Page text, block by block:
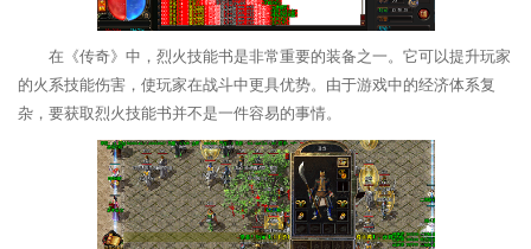
在《传奇》中，烈火技能书是非常重要的装备之一。它可以提升玩家
的火系技能伤害，使玩家在战斗中更具优势。由于游戏中的经济体系复
杂，要获取烈火技能书并不是一件容易的事情。